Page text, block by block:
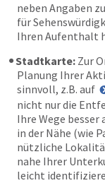
neben Angaben
für
Ihren Aufenthalt
Stadtkarte: Zur
Planung Ihrer
sinnvoll, z.B. auf
nicht nur die
Ihre Wege
in der Nähe (wie
nützliche
nahe Ihrer
leicht